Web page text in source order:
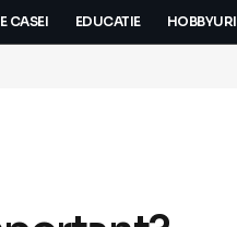
CASEI EDUCATIE HOBBYURI